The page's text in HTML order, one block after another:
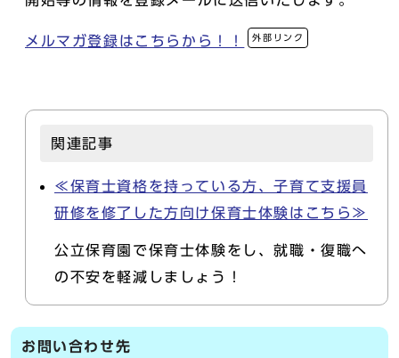
メルマガ登録はこちらから！！ 外部リンク
関連記事
≪保育士資格を持っている方、子育て支援員
研修を修了した方向け保育士体験はこちら≫
公立保育園で保育士体験をし、就職・復職へ
の不安を軽減しましょう！
お問い合わせ先